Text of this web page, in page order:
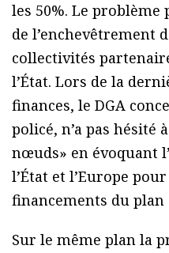
les 50%. Le
de l’enchevêtrement
collectivités
l’État. Lors de la
finances, le DGA
policé, n’a pas hésité
nœuds» en évoquant
l’État et l’Europe
financements du plan
Sur le même plan la